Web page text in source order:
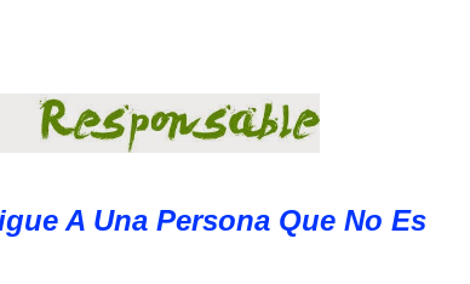
A Una Persona Que No Es